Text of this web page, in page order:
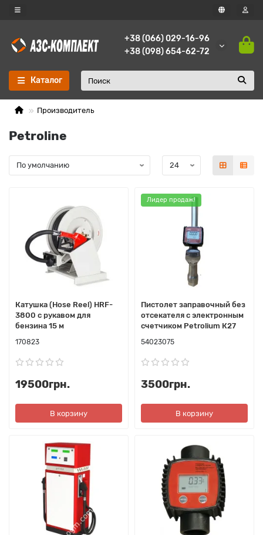
+38 (066) 029-16-96
+38 (098) 654-62-72
Каталог
Производитель
Petroline
Катушка (Hose Reel) HRF-
3800 с рукавом для
бензина 15 м
170823
19500грн.
В корзину
Лидер продаж!
Пистолет заправочный без
отсекателя с электронным
счетчиком Petrolium К27
54023075
3500грн.
В корзину